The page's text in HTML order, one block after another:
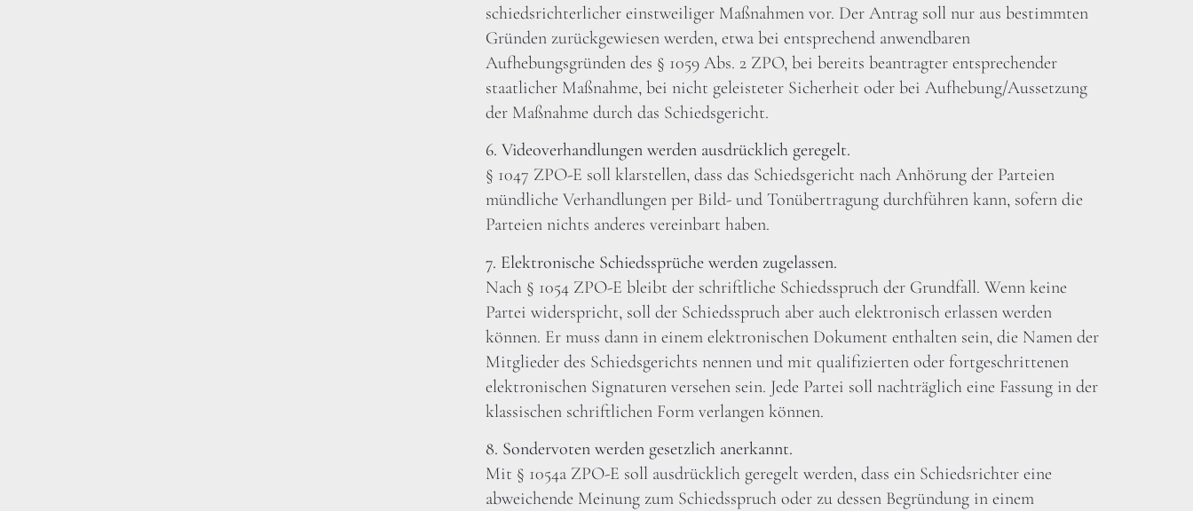
schiedsrichterlicher einstweiliger Maßnahmen vor. Der Antrag soll nur aus bestimmten
Gründen zurückgewiesen werden, etwa bei entsprechend anwendbaren
Aufhebungsgründen des § 1059 Abs. 2 ZPO, bei bereits beantragter entsprechender
staatlicher Maßnahme, bei nicht geleisteter Sicherheit oder bei Aufhebung/Aussetzung
der Maßnahme durch das Schiedsgericht.
6. Videoverhandlungen werden ausdrücklich geregelt.
§ 1047 ZPO-E soll klarstellen, dass das Schiedsgericht nach Anhörung der Parteien
mündliche Verhandlungen per Bild- und Tonübertragung durchführen kann, sofern die
Parteien nichts anderes vereinbart haben.
7. Elektronische Schiedssprüche werden zugelassen.
Nach § 1054 ZPO-E bleibt der schriftliche Schiedsspruch der Grundfall. Wenn keine
Partei widerspricht, soll der Schiedsspruch aber auch elektronisch erlassen werden
können. Er muss dann in einem elektronischen Dokument enthalten sein, die Namen der
Mitglieder des Schiedsgerichts nennen und mit qualifizierten oder fortgeschrittenen
elektronischen Signaturen versehen sein. Jede Partei soll nachträglich eine Fassung in der
klassischen schriftlichen Form verlangen können.
8. Sondervoten werden gesetzlich anerkannt.
Mit § 1054a ZPO-E soll ausdrücklich geregelt werden, dass ein Schiedsrichter eine
abweichende Meinung zum Schiedsspruch oder zu dessen Begründung in einem